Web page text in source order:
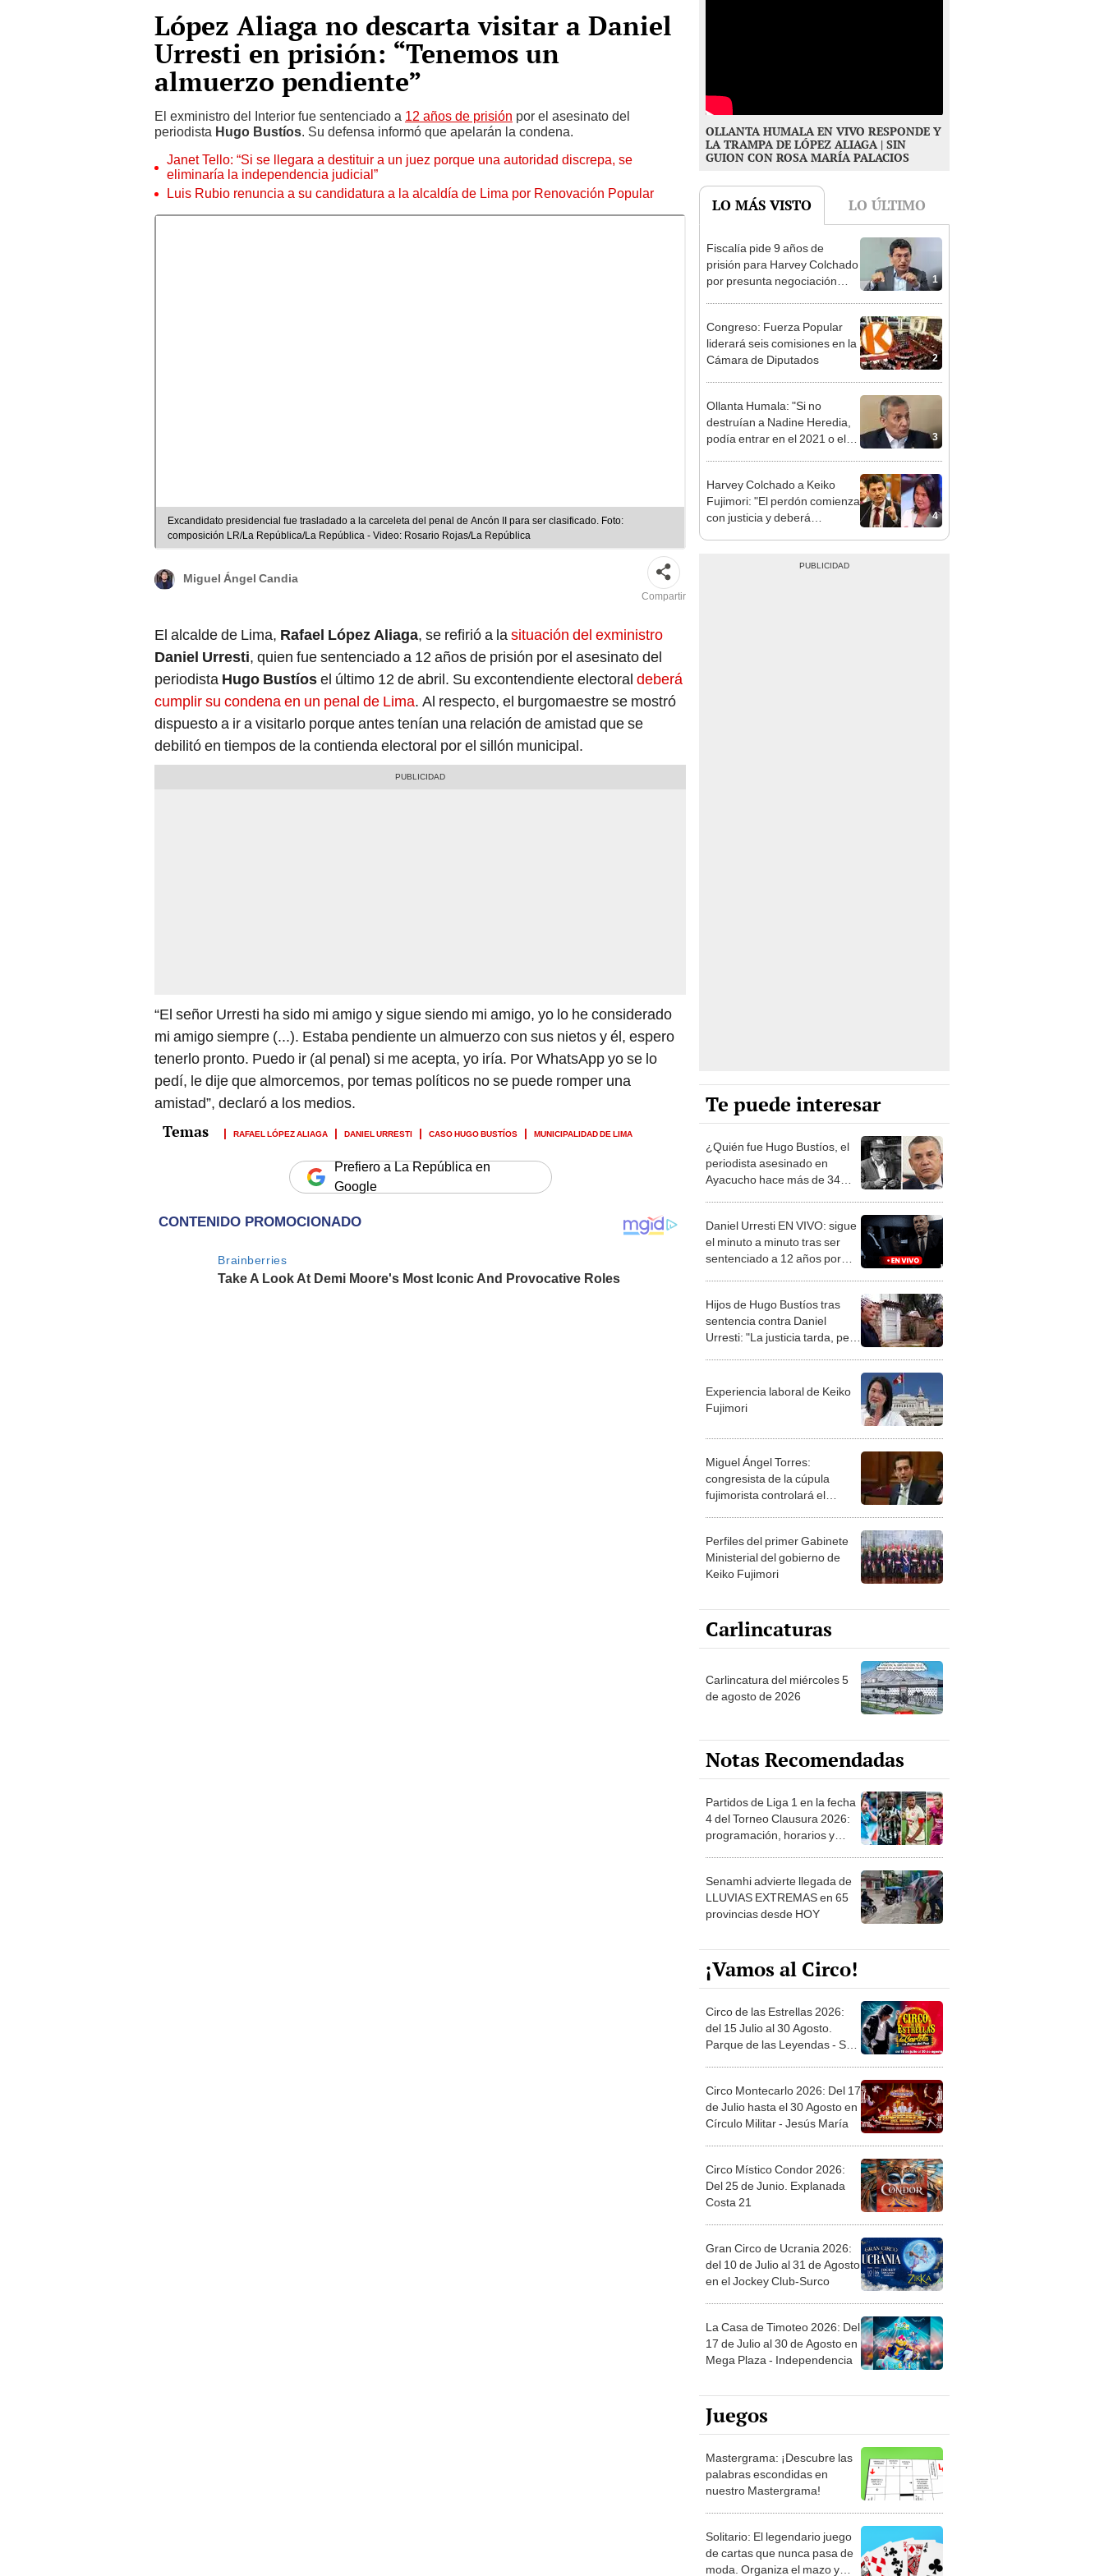
López Aliaga no descarta visitar a Daniel
Urresti en prisión: “Tenemos un
almuerzo pendiente”
El exministro del Interior fue sentenciado a 12 años de prisión por el asesinato del
periodista Hugo Bustíos. Su defensa informó que apelarán la condena.
Janet Tello: “Si se llegara a destituir a un juez porque una autoridad discrepa, se
eliminaría la independencia judicial”
Luis Rubio renuncia a su candidatura a la alcaldía de Lima por Renovación Popular
Excandidato presidencial fue trasladado a la carceleta del penal de Ancón II para ser clasificado. Foto:
composición LR/La República/La República - Video: Rosario Rojas/La República
Miguel Ángel Candia
Compartir
El alcalde de Lima, Rafael López Aliaga, se refirió a la situación del exministro
Daniel Urresti, quien fue sentenciado a 12 años de prisión por el asesinato del
periodista Hugo Bustíosel último 12 de abril. Su excontendiente electoral deberá
cumplir su condena en un penal de Lima. Al respecto, el burgomaestre se mostró
dispuesto a ir a visitarlo porque antes tenían una relación de amistad que se
debilitó en tiempos de la contienda electoral por el sillón municipal.
“El señor Urresti ha sido mi amigo y sigue siendo mi amigo, yo lo he considerado
mi amigo siempre (...). Estaba pendiente un almuerzo con sus nietos y él, espero
tenerlo pronto. Puedo ir (al penal) si me acepta, yo iría. Por WhatsApp yo se lo
pedí, le dije que almorcemos, por temas políticos no se puede romper una
amistad”, declaró a los medios.
RAFAEL LÓPEZ ALIAGA DANIEL URRESTI CASO HUGO BUSTÍOS MUNICIPALIDAD DE LIMA
Prefiero a La República en
Google
OLLANTA HUMALA EN VIVO RESPONDE Y
LA TRAMPA DE LÓPEZ ALIAGA | SIN
GUION CON ROSA MARÍA PALACIOS
LO MÁS VISTO LO ÚLTIMO
1
Fiscalía pide 9 años de
prisión para Harvey Colchado
por presunta negociación
2
Congreso: Fuerza Popular
liderará seis comisiones en la
Cámara de Diputados
3
Ollanta Humala: "Si no
destruían a Nadine Heredia,
podía entrar en el 2021 o el
4
Harvey Colchado a Keiko
Fujimori: "El perdón comienza
con justicia y deberá
Te puede interesar
¿Quién fue Hugo Bustíos, el
periodista asesinado en
Ayacucho hace más de 34
Daniel Urresti EN VIVO: sigue
el minuto a minuto tras ser
sentenciado a 12 años por
Hijos de Hugo Bustíos tras
sentencia contra Daniel
Urresti: "La justicia tarda, pero
Experiencia laboral de Keiko
Fujimori
Miguel Ángel Torres:
congresista de la cúpula
fujimorista controlará el
Perfiles del primer Gabinete
Ministerial del gobierno de
Keiko Fujimori
Carlincaturas
Carlincatura del miércoles 5
de agosto de 2026
Notas Recomendadas
Partidos de Liga 1 en la fecha
4 del Torneo Clausura 2026:
programación, horarios y
Senamhi advierte llegada de
LLUVIAS EXTREMAS en 65
provincias desde HOY
¡Vamos al Circo!
Circo de las Estrellas 2026:
del 15 Julio al 30 Agosto.
Parque de las Leyendas - San
Circo Montecarlo 2026: Del 17
de Julio hasta el 30 Agosto en
Círculo Militar - Jesús María
Circo Místico Condor 2026:
Del 25 de Junio. Explanada
Costa 21
Gran Circo de Ucrania 2026:
del 10 de Julio al 31 de Agosto
en el Jockey Club-Surco
La Casa de Timoteo 2026: Del
17 de Julio al 30 de Agosto en
Mega Plaza - Independencia
Juegos
Mastergrama: ¡Descubre las
palabras escondidas en
nuestro Mastergrama!
Solitario: El legendario juego
de cartas que nunca pasa de
moda. Organiza el mazo y